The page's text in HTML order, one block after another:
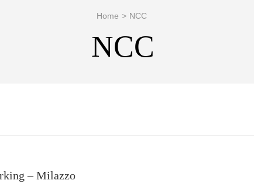
Home > NCC
NCC
– Milazzo